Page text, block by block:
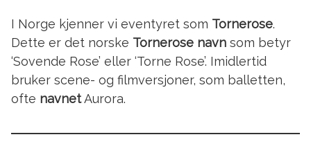
I Norge kjenner vi eventyret som Tornerose.
Dette er det norske Tornerose navn som betyr
‘Sovende Rose’ eller ‘Torne Rose’. Imidlertid
bruker scene- og filmversjoner, som balletten,
ofte navnetAurora.